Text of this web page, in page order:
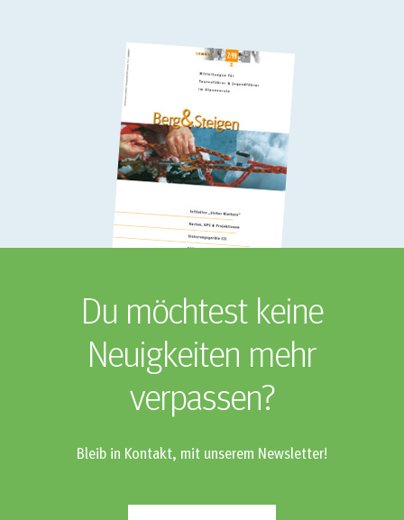
Du möchtest keine
Neuigkeiten mehr
verpassen?
Bleib in Kontakt, mit unserem Newsletter!